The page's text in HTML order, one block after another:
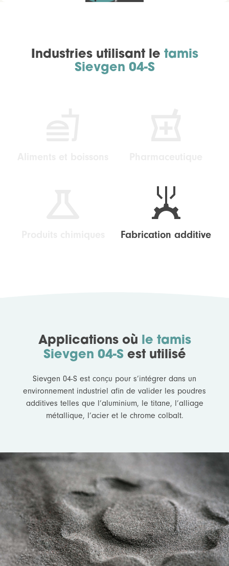
Industries utilisant le tamis
Sievgen 04-S
Fabrication additive
Applications où
le tamis
Sievgen 04-S est utilisé
Sievgen 04-S est conçu pour s’intégrer dans un
environnement industriel afin de valider les poudres
additives telles que l’aluminium, le titane, l’alliage
métallique, l’acier et le chrome colbalt.